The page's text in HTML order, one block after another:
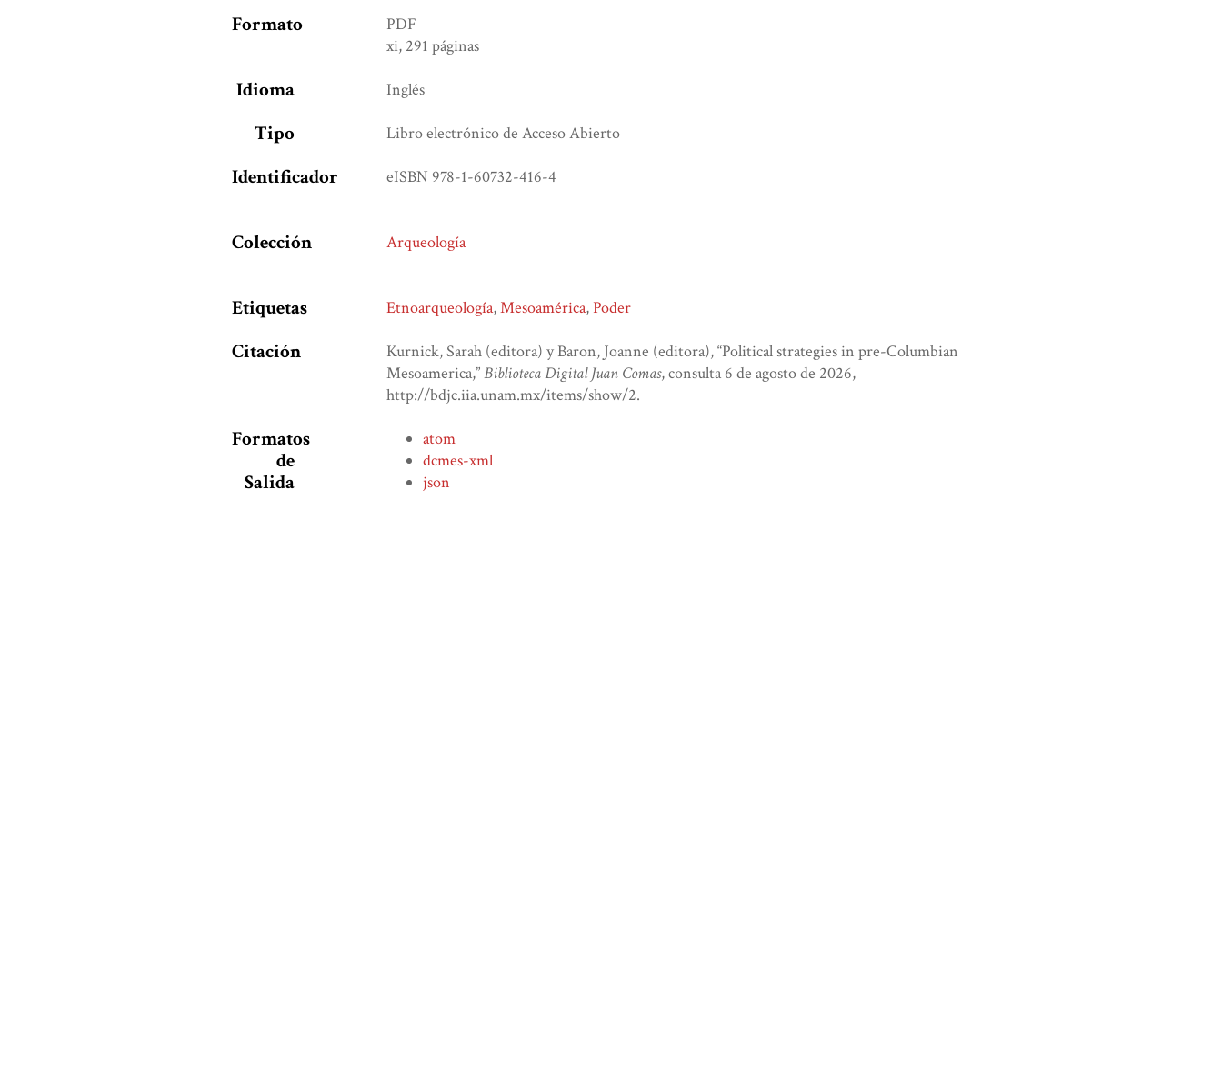
Formato
PDF
xi, 291 páginas
Idioma Inglés
Tipo Libro electrónico de Acceso Abierto
Identificador eISBN 978-1-60732-416-4
Colección Arqueología
Etiquetas Etnoarqueología,Mesoamérica,Poder
Citación
Kurnick, Sarah (editora) y Baron, Joanne (editora), “Political strategies in pre-Columbian
Mesoamerica,”Biblioteca Digital Juan Comas, consulta 6 de agosto de 2026,
http://bdjc.iia.unam.mx/items/show/2.
Formatos
de
Salida
atom
dcmes-xml
json